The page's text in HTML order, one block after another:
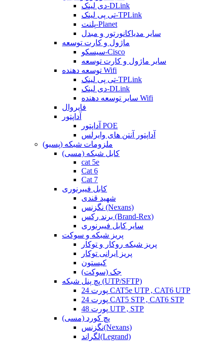
دی لینک-DLink
تی پی لینک-TPLink
پلنت-Planet
سایر مدیاکانورتور و مبدل
ماژول و کارت توسعه
سیسکو-Cisco
سایر ماژول و کارت توسعه
توسعه دهنده Wifi
تی پی لینک-TPLink
دی لینک-DLink
سایر توسعه دهنده Wifi
فایروال
آداپتور
آداپتور POE
آداپتور آنتن های وایرلس
ملزومات شبکه (پسیو)
کابل شبکه (مسی)
cat 5e
Cat 6
Cat 7
کابل فیبرنوری
شهید قندی
نگزنس (Nexans)
برند رکس (Brand-Rex)
سایر کابل فیبرنوری
پریز شبکه و سوکت
پریز شبکه روکار و توکار
پریز ایرانی توکار
کیستون
جک (سوکت)
پچ پنل شبکه (UTP/SFTP)
24 پورت CAT5e UTP , CAT6 UTP
24 پورت CAT5 STP , CAT6 STP
48 پورت UTP , STP
پچ کورد (مسی)
نگزنس(Nexans)
لگراند(Legrand)